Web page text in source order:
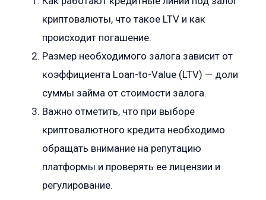
криптовалюты, что такое LTV и как
происходит погашение.
Размер необходимого залога зависит от
коэффициента Loan-to-Value (LTV) — доли
суммы займа от стоимости залога.
Важно отметить, что при выборе
криптовалютного кредита необходимо
обращать внимание на репутацию
платформы и проверять ее лицензии и
регулирование.